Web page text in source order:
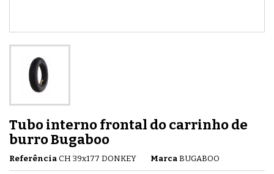
Tubo interno frontal do carrinho de
burro Bugaboo
Referência CH 39x177 DONKEY Marca BUGABOO